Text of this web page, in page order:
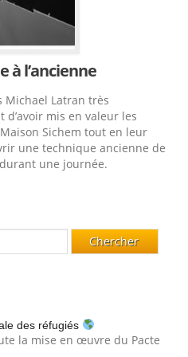
à l’ancienne
Michael Latran très
d’avoir mis en valeur les
Sichem tout en leur
une technique ancienne de
une journée.
des réfugiés
la mise en œuvre du Pacte